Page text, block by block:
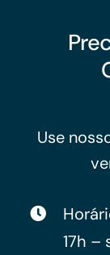
Use
17h –